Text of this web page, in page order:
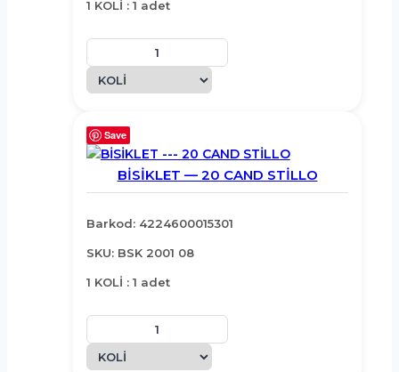
1 KOLİ : 1 adet
Save
BİSİKLET — 20 CAND STİLLO
Barkod: 4224600015301
SKU: BSK 2001 08
1 KOLİ : 1 adet